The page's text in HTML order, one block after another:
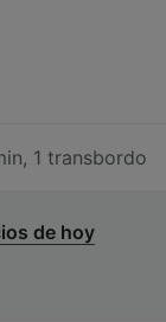
, 1 transbordo
de hoy